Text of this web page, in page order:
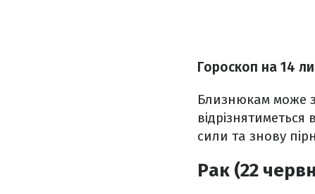
Гороскоп на 14
Близнюкам може
сили та знову
Рак (22